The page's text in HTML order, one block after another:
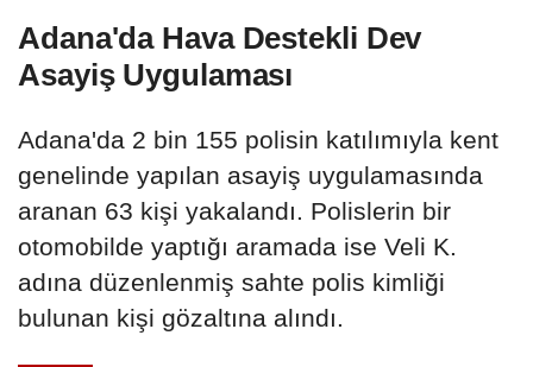
Adana'da Hava Destekli Dev
Asayiş Uygulaması
Adana'da 2 bin 155 polisin katılımıyla kent
genelinde yapılan asayiş uygulamasında
aranan 63 kişi yakalandı. Polislerin bir
otomobilde yaptığı aramada ise Veli K.
adına düzenlenmiş sahte polis kimliği
bulunan kişi gözaltına alındı.